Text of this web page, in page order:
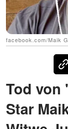
facebook.com/Maik
Tod von
Star